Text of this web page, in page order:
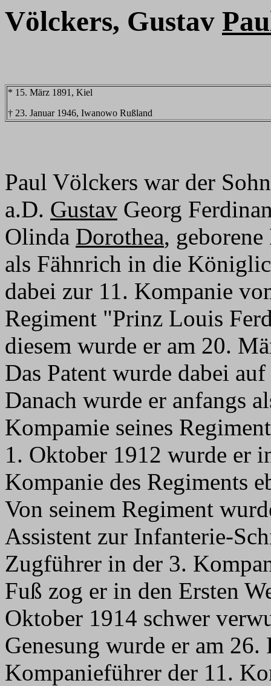
Völckers, Gustav
* 15. März 1891, Kiel
† 23. Januar 1946, Iwanowo Rußland
Paul Völckers war der
a.D. Gustav Georg
Olinda Dorothea,
als Fähnrich in die
dabei zur 11. Kompanie
Regiment "Prinz Louis
diesem wurde er am 20.
Das Patent wurde dabei
Danach wurde er anfangs
Kompamie seines
1. Oktober 1912 wurde er
Kompanie des Regiments
Von seinem Regiment
Assistent zur Infanterie-
Zugführer in der 3.
Fuß zog er in den Ersten
Oktober 1914 schwer
Genesung wurde er am
Kompanieführer der 11.